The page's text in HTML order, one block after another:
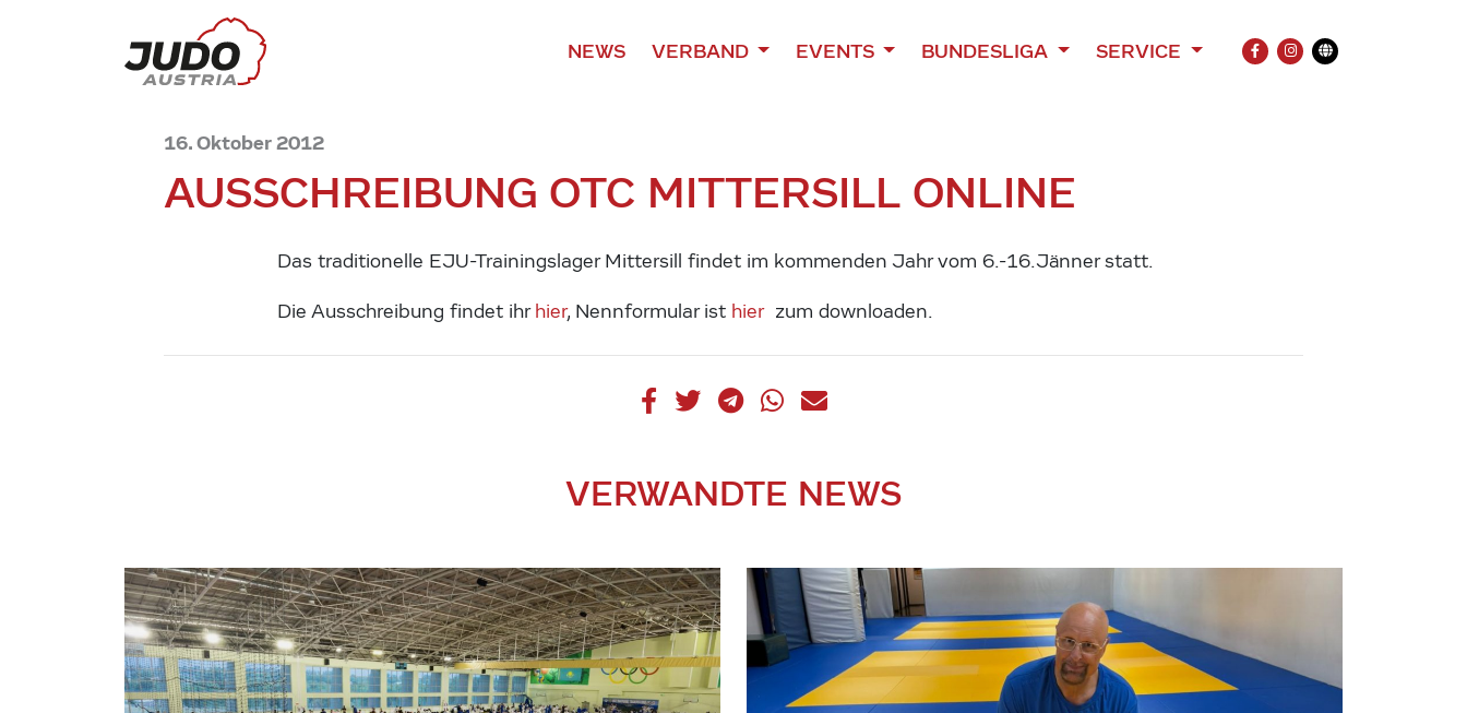
NEWS VERBAND EVENTS BUNDESLIGA SERVICE
FACEBOOK
INSTAGRAM
Übersetzung
16. Oktober 2012
AUSSCHREIBUNG OTC MITTERSILL ONLINE
Das traditionelle EJU-Trainingslager Mittersill findet im kommenden Jahr vom 6.-16.Jänner statt.
Die Ausschreibung findet ihr hier, Nennformular ist hierzum downloaden.
VERWANDTE NEWS